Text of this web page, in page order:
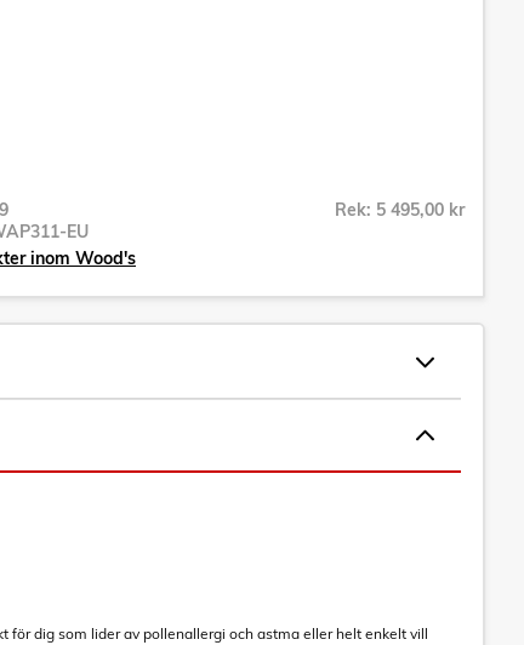
EU
Rek: 5 495,00 kr
inom Wood's
för dig som lider av pollenallergi och astma eller helt enkelt vill